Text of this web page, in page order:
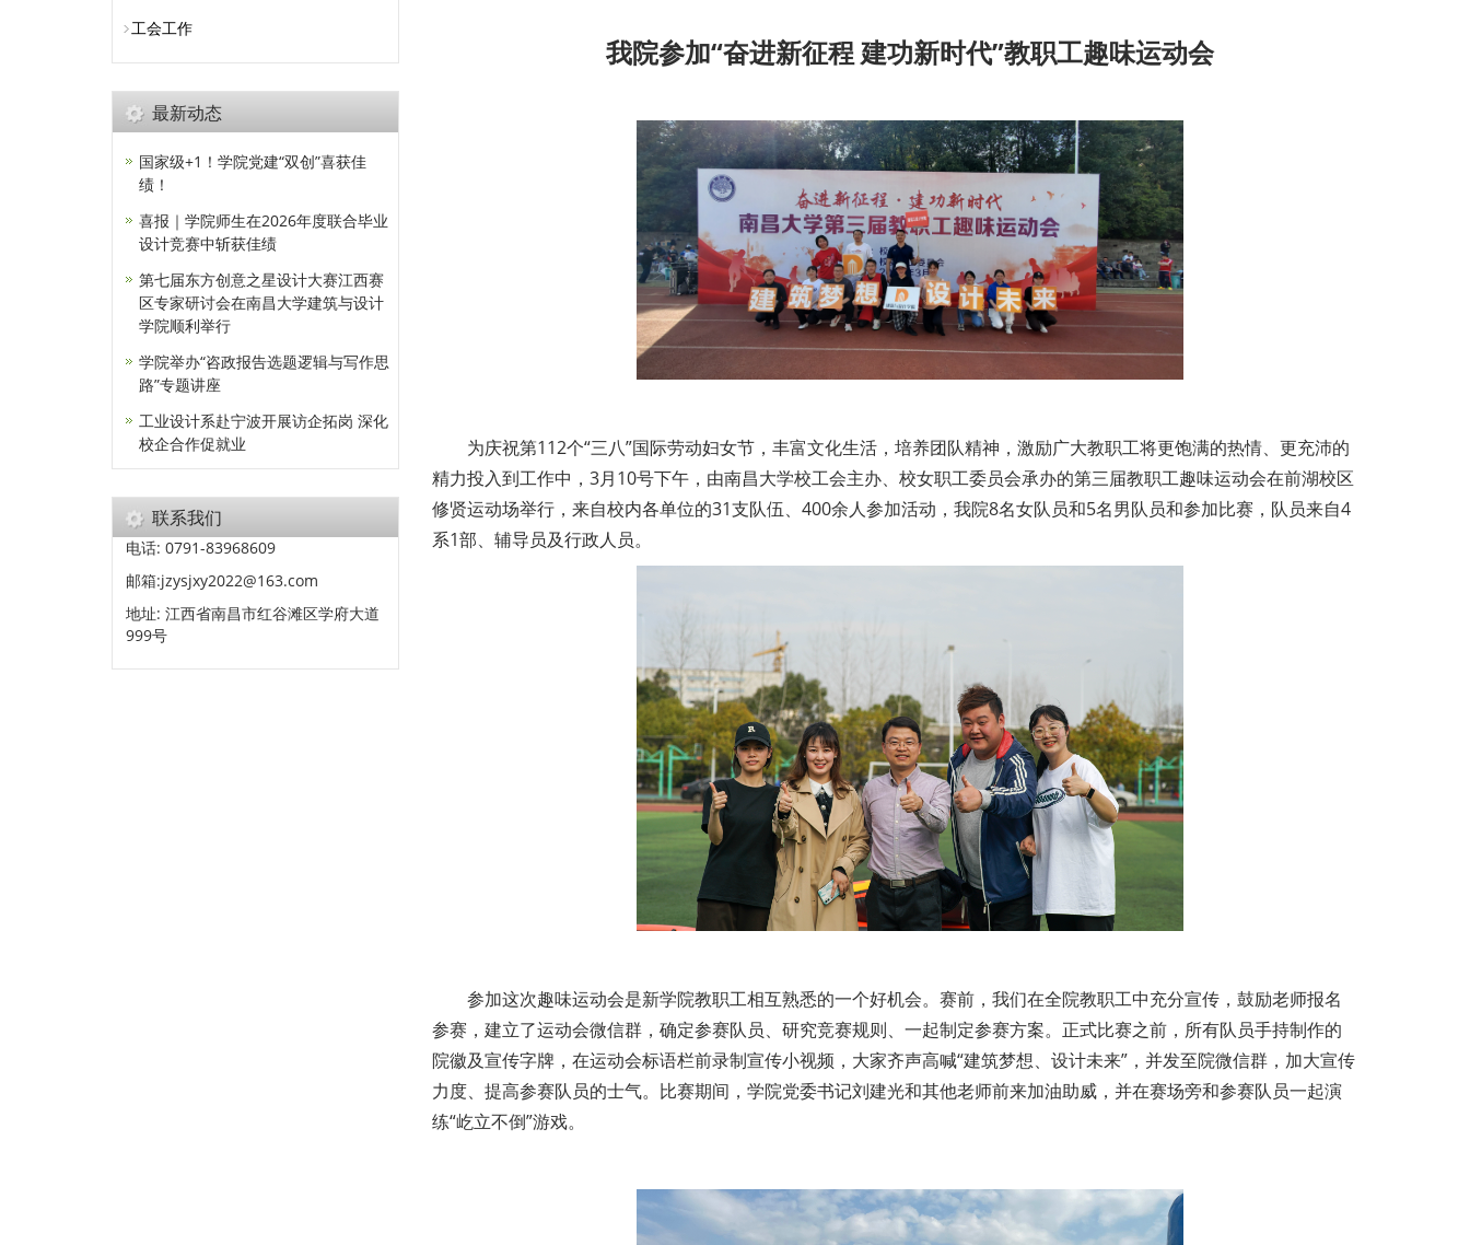
我院参加“奋进新征程 建功新时代”教职工趣味运动会
为庆祝第112个“三八”国际劳动妇女节，丰富文化生活，培养团队精神，激励广大教职工将更饱满的热情、更充沛的
精力投入到工作中，3月10号下午，由南昌大学校工会主办、校女职工委员会承办的第三届教职工趣味运动会在前湖校区
修贤运动场举行，来自校内各单位的31支队伍、400余人参加活动，我院8名女队员和5名男队员和参加比赛，队员来自4
系1部、辅导员及行政人员。
参加这次趣味运动会是新学院教职工相互熟悉的一个好机会。赛前，我们在全院教职工中充分宣传，鼓励老师报名
参赛，建立了运动会微信群，确定参赛队员、研究竞赛规则、一起制定参赛方案。正式比赛之前，所有队员手持制作的
院徽及宣传字牌，在运动会标语栏前录制宣传小视频，大家齐声高喊“建筑梦想、设计未来”，并发至院微信群，加大宣传
力度、提高参赛队员的士气。比赛期间，学院党委书记刘建光和其他老师前来加油助威，并在赛场旁和参赛队员一起演
练“屹立不倒”游戏。
工会工作
最新动态
国家级+1！学院党建“双创”喜获佳
绩！
喜报｜学院师生在2026年度联合毕业
设计竞赛中斩获佳绩
第七届东方创意之星设计大赛江西赛
区专家研讨会在南昌大学建筑与设计
学院顺利举行
学院举办“咨政报告选题逻辑与写作思
路”专题讲座
工业设计系赴宁波开展访企拓岗 深化
校企合作促就业
联系我们
电话: 0791-83968609
邮箱:jzysjxy2022@163.com
地址: 江西省南昌市红谷滩区学府大道
999号